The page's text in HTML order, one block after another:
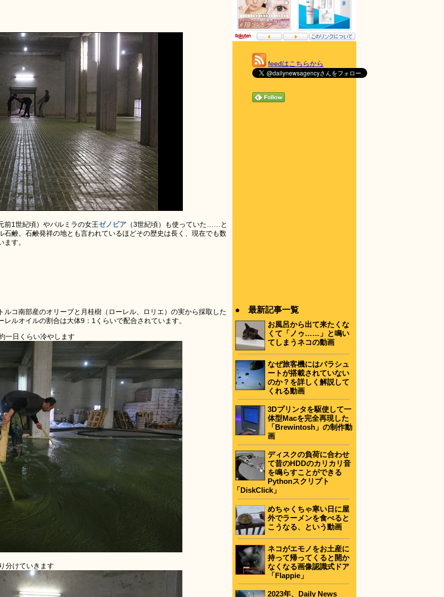
前1世紀頃）やパルミラの女王ゼノビア （3世紀頃）も使っていた……と
鹸。石鹸発祥の地とも言われているほどその歴史は長く、現在でも数
す。
コ南部産のオリーブと月桂樹（ローレル、ロリエ）の実から採取した
ルオイルの割合は大体9：1くらいで配合されています。
一日くらい冷やします
分けていきます
feedはこちらから
● 最新記事一覧
お風呂から出て来たくな
くて「ノゥ……」と鳴い
てしまうネコの動画
なぜ旅客機にはパラシュ
ートが搭載されていない
のか？を詳しく解説して
くれる動画
3Dプリンタを駆使して一
体型Macを完全再現した
「Brewintosh」の制作動
画
ディスクの負荷に合わせ
て昔のHDDのカリカリ音
を鳴らすことができる
Pythonスクリプト
「DiskClick」
めちゃくちゃ寒い日に屋
外でラーメンを食べると
こうなる、という動画
ネコがエモノをお土産に
持って帰ってくると開か
なくなる画像認識式ドア
「Flappie」
2023年、Daily News